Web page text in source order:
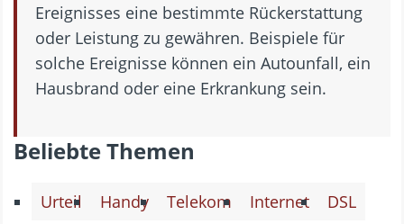
Ereignisses eine bestimmte Rückerstattung
oder Leistung zu gewähren. Beispiele für
solche Ereignisse können ein Autounfall, ein
Hausbrand oder eine Erkrankung sein.
Beliebte Themen
Urteil Handy Telekom Internet
DSL